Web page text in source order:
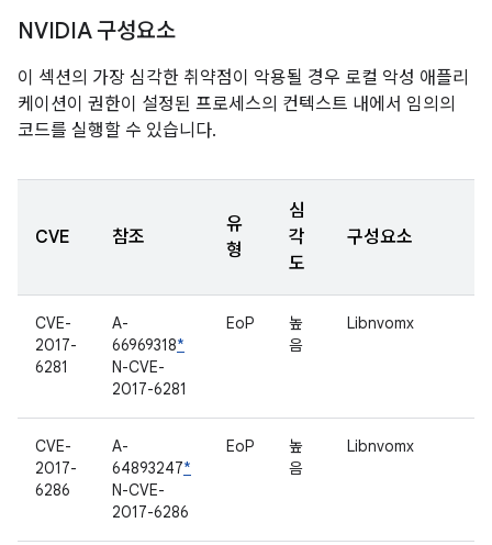
NVIDIA 구성요소
이 섹션의 가장 심각한 취약점이 악용될 경우 로컬 악성 애플리
케이션이 권한이 설정된 프로세스의 컨텍스트 내에서 임의의
코드를 실행할 수 있습니다.
CVE 참조
유
형
심
각
도
구성요소
CVE-
2017-
6281
A-
66969318*
N-CVE-
2017-6281
EoP
높
음
Libnvomx
CVE-
2017-
6286
A-
64893247*
N-CVE-
2017-6286
EoP
높
음
Libnvomx